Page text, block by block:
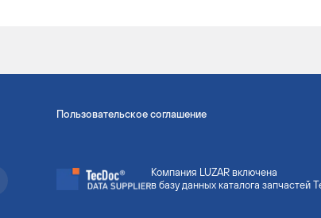
Пользовательское соглашение
Компания LUZAR включена
в базу данных каталога запчастей